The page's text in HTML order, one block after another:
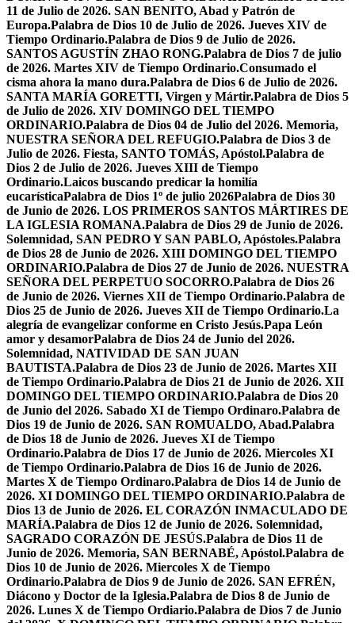
11 de Julio de 2026. SAN BENITO, Abad y Patrón de
Europa.Palabra de Dios 10 de Julio de 2026. Jueves XIV de
Tiempo Ordinario.Palabra de Dios 9 de Julio de 2026.
SANTOS AGUSTÍN ZHAO RONG.Palabra de Dios 7 de julio
de 2026. Martes XIV de Tiempo Ordinario.Consumado el
cisma ahora la mano dura.Palabra de Dios 6 de Julio de 2026.
SANTA MARÍA GORETTI, Virgen y Mártir.Palabra de Dios 5
de Julio de 2026. XIV DOMINGO DEL TIEMPO
ORDINARIO.Palabra de Dios 04 de Julio del 2026. Memoria,
NUESTRA SEÑORA DEL REFUGIO.Palabra de Dios 3 de
Julio de 2026. Fiesta, SANTO TOMÁS, Apóstol.Palabra de
Dios 2 de Julio de 2026. Jueves XIII de Tiempo
Ordinario.Laicos buscando predicar la homilía
eucarísticaPalabra de Dios 1º de julio 2026Palabra de Dios 30
de Junio de 2026. LOS PRIMEROS SANTOS MÁRTIRES DE
LA IGLESIA ROMANA.Palabra de Dios 29 de Junio de 2026.
Solemnidad, SAN PEDRO Y SAN PABLO, Apóstoles.Palabra
de Dios 28 de Junio de 2026. XIII DOMINGO DEL TIEMPO
ORDINARIO.Palabra de Dios 27 de Junio de 2026. NUESTRA
SEÑORA DEL PERPETUO SOCORRO.Palabra de Dios 26
de Junio de 2026. Viernes XII de Tiempo Ordinario.Palabra de
Dios 25 de Junio de 2026. Jueves XII de Tiempo Ordinario.La
alegría de evangelizar conforme en Cristo Jesús.Papa León
amor y desamorPalabra de Dios 24 de Junio del 2026.
Solemnidad, NATIVIDAD DE SAN JUAN
BAUTISTA.Palabra de Dios 23 de Junio de 2026. Martes XII
de Tiempo Ordinario.Palabra de Dios 21 de Junio de 2026. XII
DOMINGO DEL TIEMPO ORDINARIO.Palabra de Dios 20
de Junio del 2026. Sabado XI de Tiempo Ordinaro.Palabra de
Dios 19 de Junio de 2026. SAN ROMUALDO, Abad.Palabra
de Dios 18 de Junio de 2026. Jueves XI de Tiempo
Ordinario.Palabra de Dios 17 de Junio de 2026. Miercoles XI
de Tiempo Ordinario.Palabra de Dios 16 de Junio de 2026.
Martes X de Tiempo Ordinaro.Palabra de Dios 14 de Junio de
2026. XI DOMINGO DEL TIEMPO ORDINARIO.Palabra de
Dios 13 de Junio de 2026. EL CORAZÓN INMACULADO DE
MARÍA.Palabra de Dios 12 de Junio de 2026. Solemnidad,
SAGRADO CORAZÓN DE JESÚS.Palabra de Dios 11 de
Junio de 2026. Memoria, SAN BERNABÉ, Apóstol.Palabra de
Dios 10 de Junio de 2026. Miercoles X de Tiempo
Ordinario.Palabra de Dios 9 de Junio de 2026. SAN EFRÉN,
Diácono y Doctor de la Iglesia.Palabra de Dios 8 de Junio de
2026. Lunes X de Tiempo Ordiario.Palabra de Dios 7 de Junio